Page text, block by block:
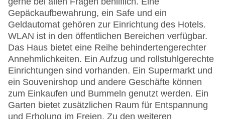
Gepäckaufbewahrung, ein Safe und ein
Geldautomat gehören zur Einrichtung des Hotels.
WLAN ist in den öffentlichen Bereichen verfügbar.
Das Haus bietet eine Reihe behindertengerechter
Annehmlichkeiten. Ein Aufzug und rollstuhlgerechte
Einrichtungen sind vorhanden. Ein Supermarkt und
ein Souvenirshop und andere Geschäfte können
zum Einkaufen und Bummeln genutzt werden. Ein
Garten bietet zusätzlichen Raum für Entspannung
und Erholung im Freien. Zu den weiteren